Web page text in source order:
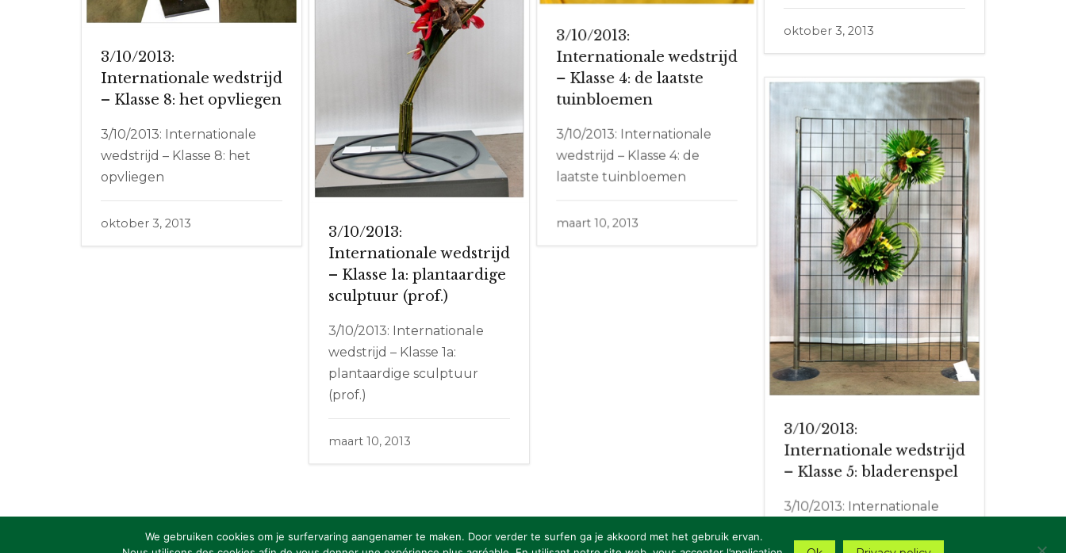
oktober 3, 2013
3/10/2013:
Internationale wedstrijd
– Klasse 8: het opvliegen
3/10/2013: Internationale
wedstrijd – Klasse 8: het
opvliegen
oktober 3, 2013
3/10/2013:
Internationale wedstrijd
– Klasse 1a: plantaardige
sculptuur (prof.)
3/10/2013: Internationale
wedstrijd – Klasse 1a:
plantaardige sculptuur
(prof.)
maart 10, 2013
3/10/2013:
Internationale wedstrijd
– Klasse 4: de laatste
tuinbloemen
3/10/2013: Internationale
wedstrijd – Klasse 4: de
laatste tuinbloemen
maart 10, 2013
3/10/2013:
Internationale wedstrijd
– Klasse 5: bladerenspel
3/10/2013: Internationale
bladerenspel
We gebruiken cookies om je surfervaring aangenamer te maken. Door verder te surfen ga je akkoord met het gebruik ervan.